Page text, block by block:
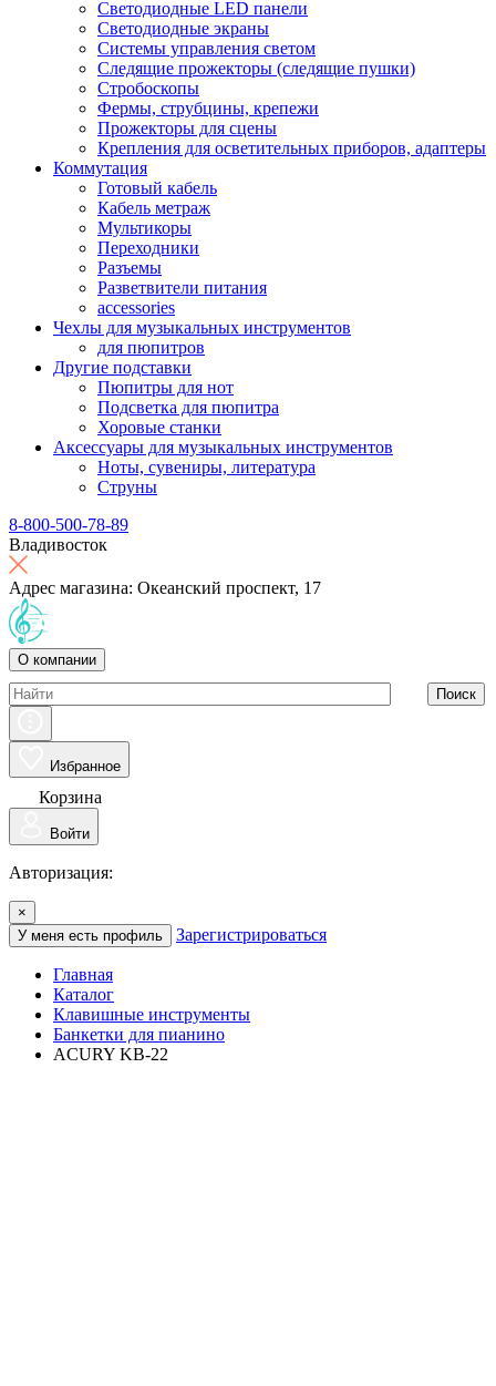
Светодиодные LED панели
Светодиодные экраны
Системы управления светом
Следящие прожекторы (следящие пушки)
Стробоскопы
Фермы, струбцины, крепежи
Прожекторы для сцены
Крепления для осветительных приборов, адаптеры
Коммутация
Готовый кабель
Кабель метраж
Мультикоры
Переходники
Разъемы
Разветвители питания
accessories
Чехлы для музыкальных инструментов
для пюпитров
Другие подставки
Пюпитры для нот
Подсветка для пюпитра
Хоровые станки
Аксессуары для музыкальных инструментов
Ноты, сувениры, литература
Струны
8-800-500-78-89
Владивосток
Адрес магазина: Океанский проспект, 17
О компании
Поиск
Избранное
Корзина
Войти
Авторизация:
×
У меня есть профиль
Зарегистрироваться
Главная
Каталог
Клавишные инструменты
Банкетки для пианино
ACURY KB-22